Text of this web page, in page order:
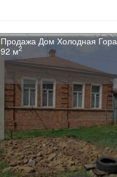
Продажа Дом Холодная Гора
92 м2